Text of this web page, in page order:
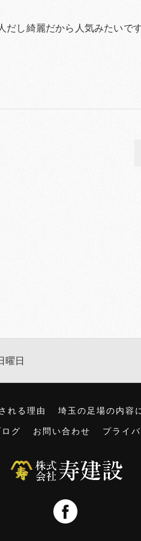
だし綺麗だから人気みたいで
曜日
れる理由 埼玉の足場の内容
ログ お問い合わせ プライ